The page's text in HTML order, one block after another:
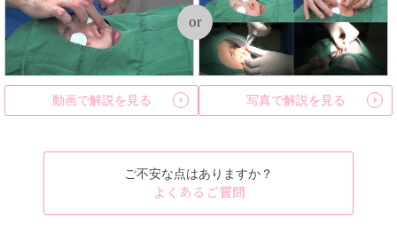
or
動画で解説を見る 写真で解説を見る
ご不安な点はありますか？
よくあるご質問